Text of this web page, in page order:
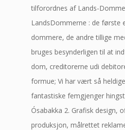
tilforordnes af Lands-
LandsDommerne : de første
dommere, de andre tillige
bruges besynderligen til at
dom, creditorerne udi
formue; Vi har vært så
fantastiske femgjenger
Ósabakka 2. Grafisk design,
produksjon, målrettet